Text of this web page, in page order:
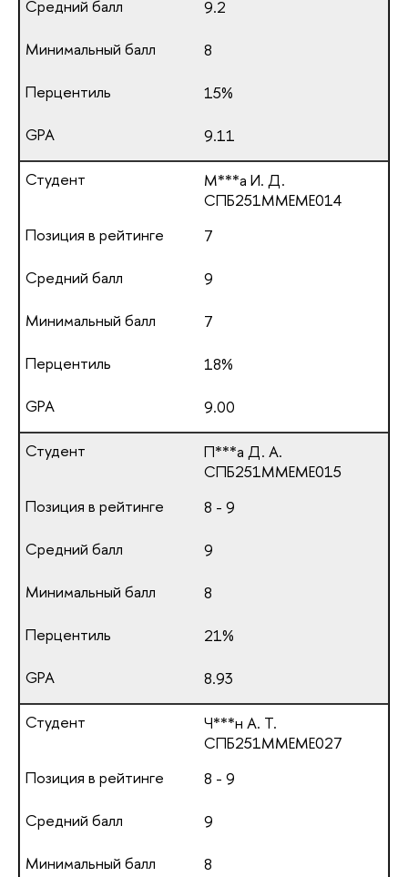
9.2
8
15%
9.11
М***а И. Д.
СПБ251ММЕМЕ014
7
9
7
18%
9.00
П***а Д. А.
СПБ251ММЕМЕ015
8 - 9
9
8
21%
8.93
Ч***н А. Т.
СПБ251ММЕМЕ027
8 - 9
9
8